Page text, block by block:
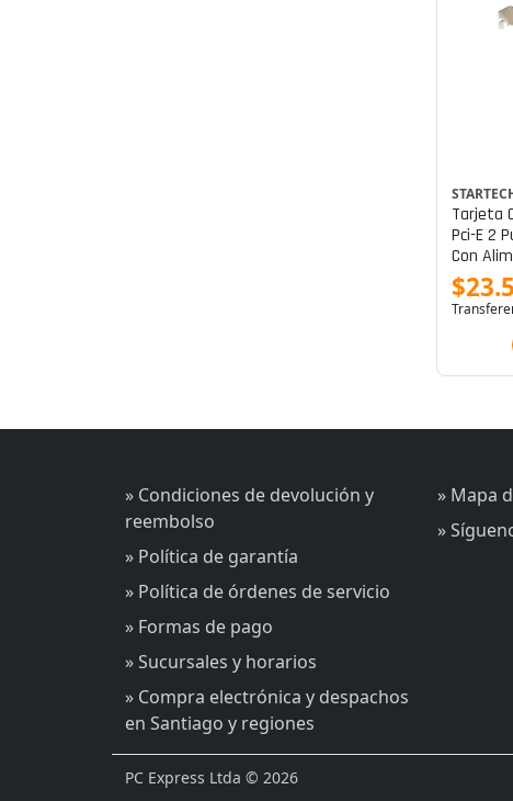
Tarjeta
Pci-E 2
Con
Hub
Usb 3.0
» Condiciones de devolución y
reembolso
» Política de garantía
» Política de órdenes de servicio
» Formas de pago
» Sucursales y horarios
» Compra electrónica y despachos
en Santiago y regiones
» Mapa
»
PC Express Ltda © 2026